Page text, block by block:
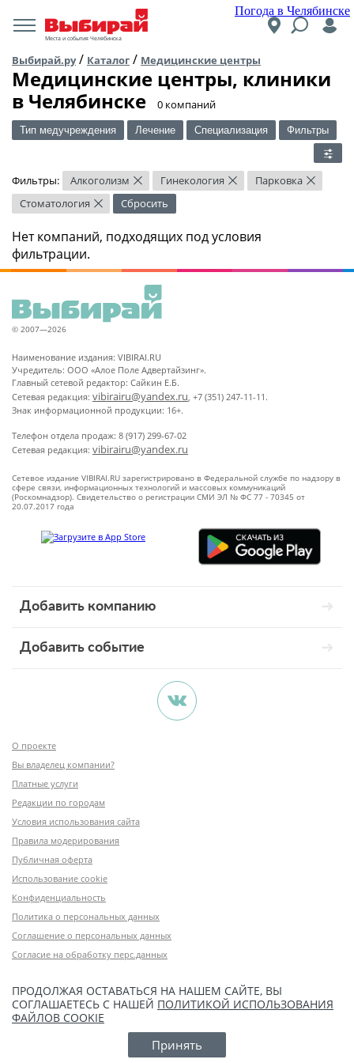
Погода в Челябинске
Места и события Челябинска
Выбирай.ру/ Каталог / Медицинские центры
Медицинские центры, клиники
в Челябинске
​0 компаний
Тип медучреждения Лечение Специализация Фильтры
Фильтры: Алкоголизм × Гинекология × Парковка ×
Стоматология × Сбросить
Нет компаний, подходящих под условия
фильтрации.
© 2007—2026
Наименование издания: VIBIRAI.RU
Учредитель: ООО «Алое Поле Адвертайзинг».
Главный сетевой редактор: Сайкин Е.Б.
Сетевая редакция: vibirairu@yandex.ru, +7 (351) 247-11-11.
Знак информационной продукции: 16+.
Телефон отдела продаж: 8 (917) 299-67-02
Сетевая редакция: vibirairu@yandex.ru
Сетевое издание VIBIRAI.RU зарегистрировано в Федеральной службе по надзору в
сфере связи, информационных технологий и массовых коммуникаций
(Роскомнадзор). Свидетельство о регистрации СМИ ЭЛ № ФС 77 - 70345 от
20.07.2017 года
Добавить компанию
Добавить событие
О проекте
Вы владелец компании?
Платные услуги
Редакции по городам
Условия использования сайта
Правила модерирования
Публичная оферта
Использование cookie
Конфиденциальность
Политика о персональных данных
Соглашение о персональных данных
Согласие на обработку перс.данных
ПРОДОЛЖАЯ ОСТАВАТЬСЯ НА НАШЕМ САЙТЕ, ВЫ
СОГЛАШАЕТЕСЬ С НАШЕЙ ПОЛИТИКОЙ ИСПОЛЬЗОВАНИЯ
ФАЙЛОВ COOKIE
Принять